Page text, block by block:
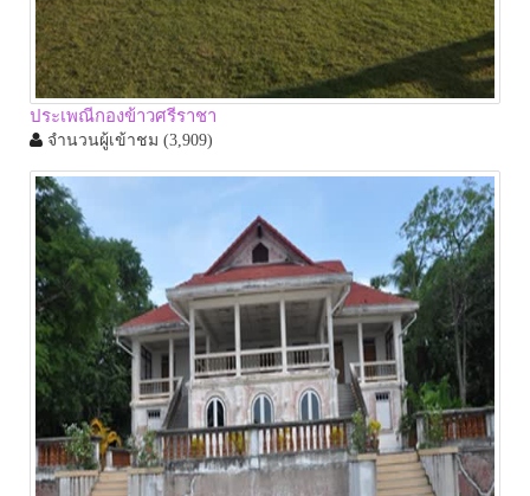
ประเพณีกองข้าวศรีราชา
จำนวนผู้เข้าชม (3,909)